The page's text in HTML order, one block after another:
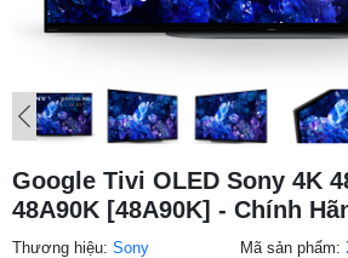
Google Tivi OLED Sony 4K
48A90K [48A90K] - Chính
Thương hiệu: Sony
Mã sản phẩm: